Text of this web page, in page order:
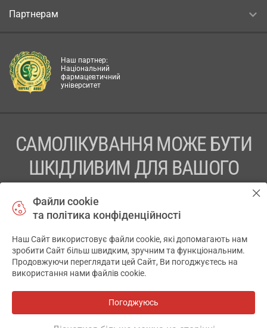
Партнерам
Наш партнер:
Національний
фармацевтичний
університет
САМОЛІКУВАННЯ МОЖЕ БУТИ
ШКІДЛИВИМ ДЛЯ ВАШОГО
ПЕРЕД ЗАСТОСУВАННЯМ ПРЕПАРАТУ ПРОКОНСУЛЬТУЙТЕСЬ
ТОВ «АПТЕКА 911.ЮА» Код ЄДРПОУ 43631965.
Відмова від відповідальності
© 2014-2026. Медична інформаційна система АПТЕКА911.ЮА
Файли cookie
та політика конфіденційності
Наш Сайт використовує файли cookie, які допомагають нам
зробити Сайт більш швидким, зручним та функціональним.
Продовжуючи переглядати цей Сайт, Ви погоджуєтесь на
використання нами файлів cookie.
Погоджуюсь
✕